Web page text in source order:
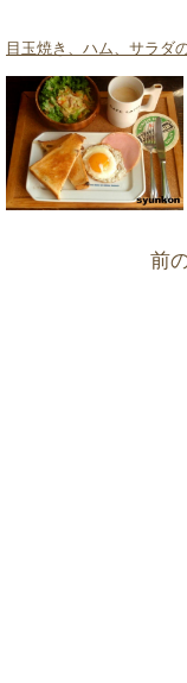
目玉焼き、ハム、サラダ
前